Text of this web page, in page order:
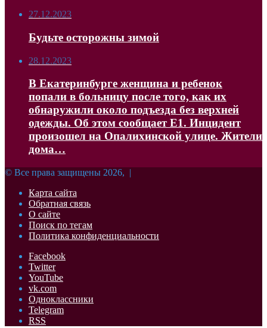
27.12.2023
Будьте осторожны зимой
28.12.2023
В Екатеринбурге женщина и ребенок
попали в больницу после того, как их
обнаружили около подъезда без верхней
одежды. Об этом сообщает Е1. Инцидент
произошел на Опалихинской улице. Жители
дома…
© Все права защищены 2026, |
Карта сайта
Обратная связь
О сайте
Поиск по тегам
Политика конфиденциальности
Facebook
Twitter
YouTube
vk.com
Одноклассники
Telegram
RSS